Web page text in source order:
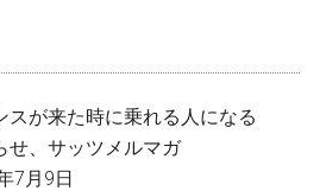
スが来た時に乗れる人になる
せ、サッツメルマガ
7月9日